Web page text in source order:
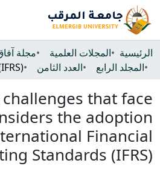
المجتمعات والحاويات
كل دي سبيس
الإحصائيات
الرئيسية المجلات العلمية
مجلة
المجلد الرابع
العدد الثامن
that face
the adoption
Financial
Standards (IFRS)?